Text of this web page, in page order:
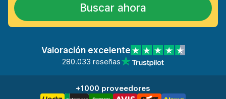
Buscar ahora
Valoración excelente
280.033 reseñas
+1000 proveedores